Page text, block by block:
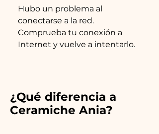
Hubo un problema al
conectarse a la red.
Comprueba tu conexión a
Internet y vuelve a intentarlo.
¿Qué diferencia a
Ceramiche Ania?